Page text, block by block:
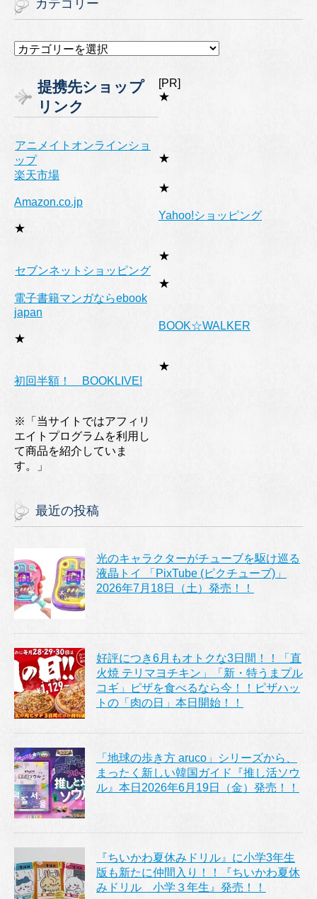
カテゴリー
カ
リ
ー
提携先ショップ
リンク
[PR]
★
アニメイトオンラインショ
ップ
★
楽天市場
★
Amazon.co.jp
★
Yahoo!ショッピング
★
セブンネットショッピング
★
電子書籍マンガならebook
japan
★
BOOK☆WALKER
★
初回半額！ BOOKLIVE!
※「当サイトではアフィリ
エイトプログラムを利用し
て商品を紹介していま
す。」
最近の投稿
光のキャラクターがチューブを駆け巡る
液晶トイ 「PixTube (ピクチューブ)」
2026年7月18日（土）発売！！
好評につき6月もオトクな3日間！！「直
火焼 テリマヨチキン」「新・特うまプル
コギ」ピザを食べるなら今！！ピザハッ
トの「肉の日」本日開始！！
「地球の歩き方 aruco」シリーズから、
まったく新しい韓国ガイド『推し活ソウ
ル』本日2026年6月19日（金）発売！！
『ちいかわ夏休みドリル』に小学3年生
版も新たに仲間入り！！『ちいかわ夏休
みドリル 小学３年生』発売！！